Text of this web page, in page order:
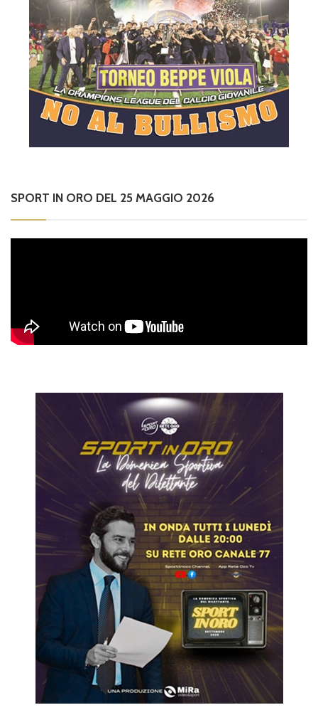
SPORT IN ORO DEL 25 MAGGIO 2026